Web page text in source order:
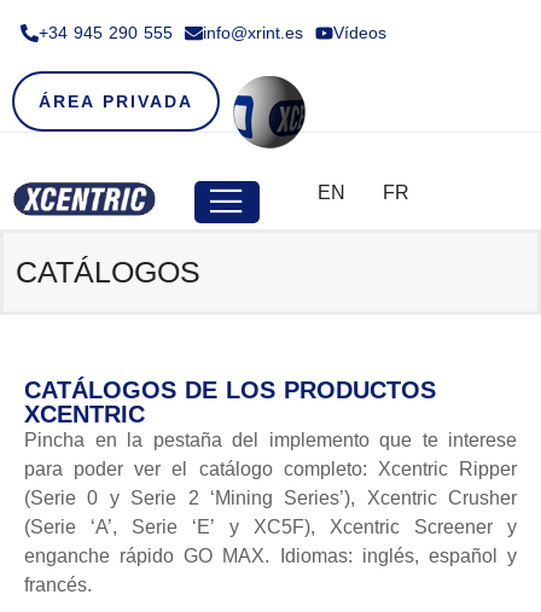
+34 945 290 555​ info@xrint.es Vídeos
ÁREA PRIVADA
EN FR
CATÁLOGOS
CATÁLOGOS DE LOS PRODUCTOS
XCENTRIC
Pincha en la pestaña del implemento que te interese
para poder ver el catálogo completo: Xcentric Ripper
(Serie 0 y Serie 2 ‘Mining Series’), Xcentric Crusher
(Serie ‘A’, Serie ‘E’ y XC5F), Xcentric Screener y
enganche rápido GO MAX. Idiomas: inglés, español y
francés.